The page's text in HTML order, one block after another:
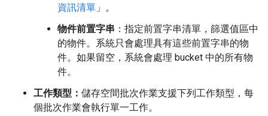
資訊清單 」。
物件前置字串 ：指定前置字串清單，篩選值區中
的物件。系統只會處理具有這些前置字串的物
件。如果留空，系統會處理 bucket 中的所有物
件。
工作類型： 儲存空間批次作業支援下列工作類型，每
個批次作業會執行單一工作。